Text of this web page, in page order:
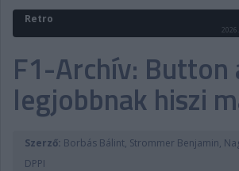
FORMULA
MOTOR
PODCAST
SHOP
LIVE
TIPPJÁTÉK
DIGITÁLIS MAGAZIN
Retro
F1-Archív: Button
legjobbnak hiszi
Szerző: Borbás Bálint, Strommer Benjamin,
DPPI